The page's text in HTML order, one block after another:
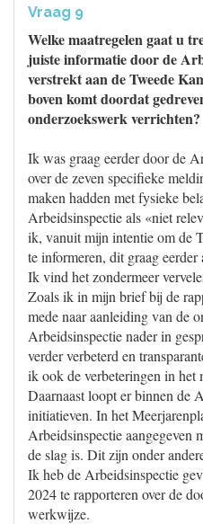
Vraag 9
Welke maatregelen gaat u
juiste informatie door de
verstrekt aan de Tweede
boven komt doordat
onderzoekswerk verrichten?
Ik was graag eerder door de
over de zeven specifieke
maken hadden met fysieke
Arbeidsinspectie als «niet
ik, vanuit mijn intentie om de
te informeren, dit graag
Ik vind het zondermeer
Zoals ik in mijn brief bij de
mede naar aanleiding van de
Arbeidsinspectie nader in
verder verbeterd en
ik ook de verbeteringen in het
Daarnaast loopt er binnen de
initiatieven. In het
Arbeidsinspectie aangegeven
de slag is. Dit zijn onder
Ik heb de Arbeidsinspectie
2024 te rapporteren over de
werkwijze.